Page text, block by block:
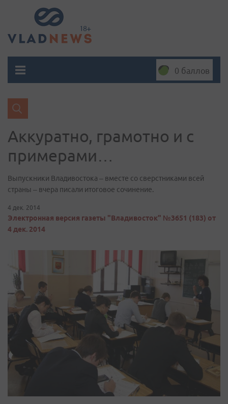
0 баллов
Аккуратно, грамотно и с
примерами…
Выпускники Владивостока – вместе со сверстниками всей
страны – вчера писали итоговое сочинение.
4 дек. 2014
Электронная версия газеты "Владивосток" №3651 (183) от
4 дек. 2014